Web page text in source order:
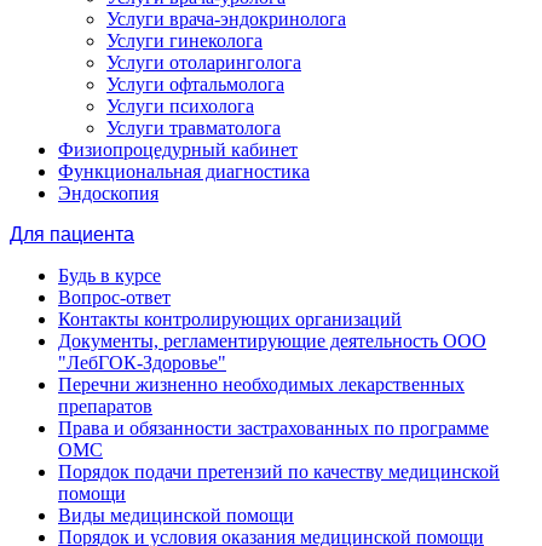
Услуги врача-эндокринолога
Услуги гинеколога
Услуги отоларинголога
Услуги офтальмолога
Услуги психолога
Услуги травматолога
Физиопроцедурный кабинет
Функциональная диагностика
Эндоскопия
Для пациента
Будь в курсе
Вопрос-ответ
Контакты контролирующих организаций
Документы, регламентирующие деятельность ООО
"ЛебГОК-Здоровье"
Перечни жизненно необходимых лекарственных
препаратов
Права и обязанности застрахованных по программе
ОМС
Порядок подачи претензий по качеству медицинской
помощи
Виды медицинской помощи
Порядок и условия оказания медицинской помощи